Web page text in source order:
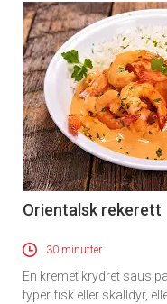
Orientalsk rekerett
30 minutter
En kremet krydret saus
typer fisk eller skalldyr,